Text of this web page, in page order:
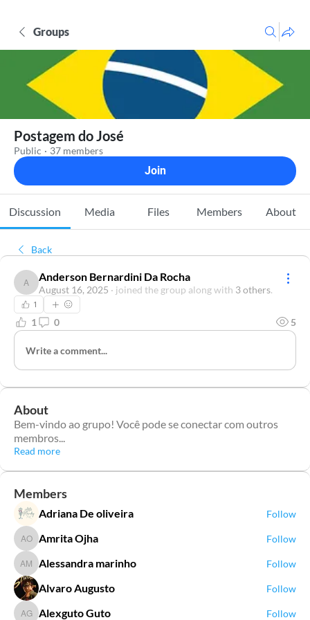
Groups
Postagem do José
Public · 37 members
Join
Discussion Media Files Members About
Back
Anderson Bernardini Da Rocha
Anderson Bernardini Da Rocha
August 16, 2025 · joined the group along with 3 others.
1
1 0 5
Write a comment...
About
Bem-vindo ao grupo! Você pode se conectar com outros
membros...
Read more
Members
Adriana De oliveira Follow
Amrita Ojha
Amrita Ojha Follow
Alessandra marinho
Alessandra marinho Follow
Alvaro Augusto Follow
Alexguto Guto Follow